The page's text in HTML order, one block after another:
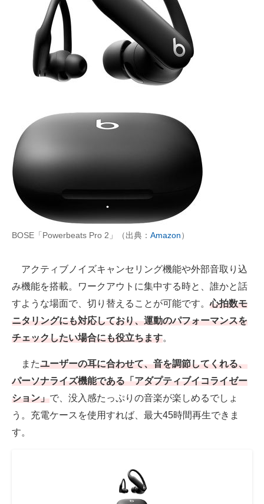
BOSE「Powerbeats Pro 2」（出典： Amazon）
アクティブノイズキャンセリング機能や外部音取り込
み機能を搭載。ワークアウトに集中する時と、誰かと話
すような場面で、切り替えることが可能です。心拍数モ
ニタリングにも対応しており、運動のパフォーマンスを
チェックしたい場合にも役立ちます。
またユーザーの耳に合わせて、音を調節してくれる、
パーソナライズ機能である「アダプティブイコライゼー
ション」で、没入感たっぷりの音楽が楽しめるでしょ
う。充電ケースを使用すれば、最大45時間再生できま
す。